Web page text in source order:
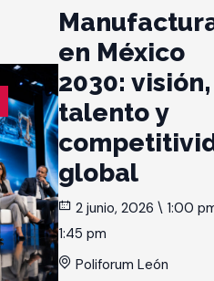
en México
2030: visión,
talento y
global
2 junio, 2026 \ 1:00
1:45 pm
Poliforum León